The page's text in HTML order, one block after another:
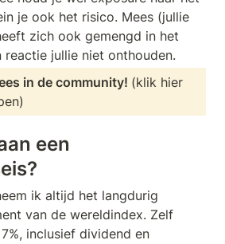
je ook het risico. Mees (jullie
zich ook gemengd in het
jullie niet onthouden.
in de community! (klik hier
een
ik altijd het langdurig
van de wereldindex. Zelf
inclusief dividend en